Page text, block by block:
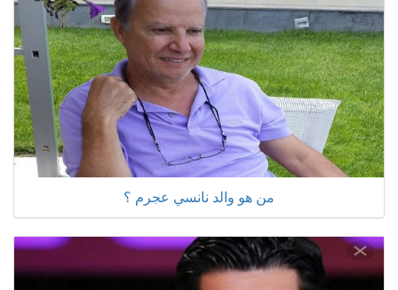
من هو والد نانسي عجرم ؟